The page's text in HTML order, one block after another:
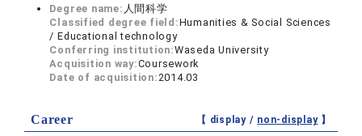
Degree name: 人間科学
Classified degree field:Humanities & Social Sciences
/ Educational technology
Conferring institution:Waseda University
Acquisition way:Coursework
Date of acquisition: 2014.03
Career 【 display / non-display】